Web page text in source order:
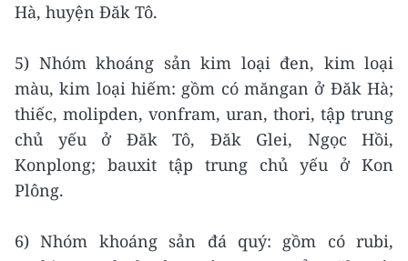
Hà, huyện Đăk Tô.
5) Nhóm khoáng sản kim loại đen, kim loại
màu, kim loại hiếm: gồm có măngan ở Đăk Hà;
thiếc, molipden, vonfram, uran, thori, tập trung
chủ yếu ở Đăk Tô, Đăk Glei, Ngọc Hồi,
Konplong; bauxit tập trung chủ yếu ở Kon
Plông.
6) Nhóm khoáng sản đá quý: gồm có rubi,